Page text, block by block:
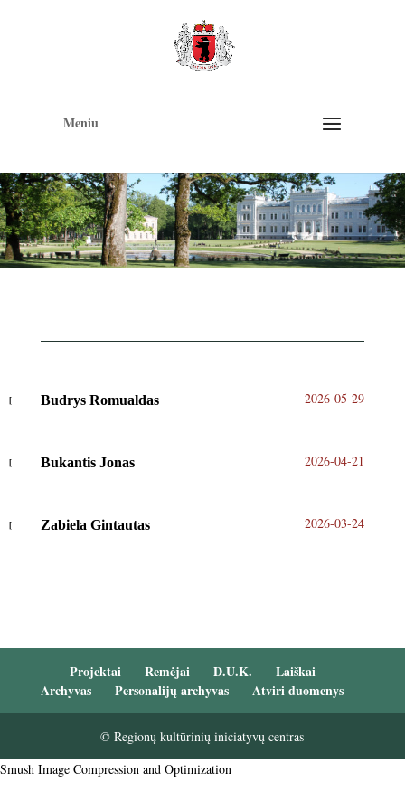
Meniu
Budrys Romualdas 2026-05-29
Bukantis Jonas 2026-04-21
Zabiela Gintautas 2026-03-24
Projektai Remėjai D.U.K.
Laiškai
Archyvas
Personalijų archyvas Atviri duomenys
© Regionų kultūrinių iniciatyvų centras
Smush Image Compression and Optimization